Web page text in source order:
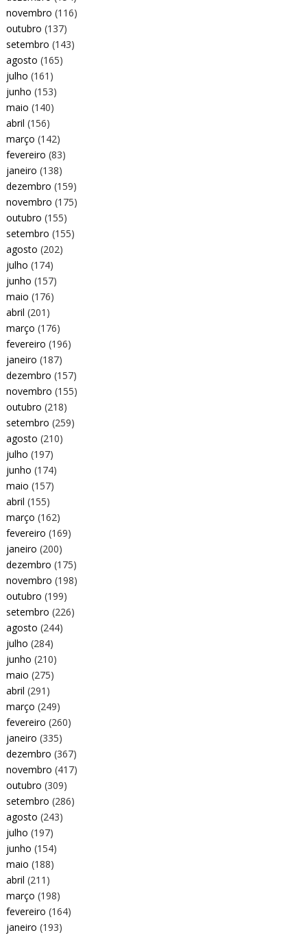
novembro (116)
outubro (137)
setembro (143)
agosto (165)
julho (161)
junho (153)
maio (140)
abril (156)
março (142)
fevereiro (83)
janeiro (138)
dezembro (159)
novembro (175)
outubro (155)
setembro (155)
agosto (202)
julho (174)
junho (157)
maio (176)
abril (201)
março (176)
fevereiro (196)
janeiro (187)
dezembro (157)
novembro (155)
outubro (218)
setembro (259)
agosto (210)
julho (197)
junho (174)
maio (157)
abril (155)
março (162)
fevereiro (169)
janeiro (200)
dezembro (175)
novembro (198)
outubro (199)
setembro (226)
agosto (244)
julho (284)
junho (210)
maio (275)
abril (291)
março (249)
fevereiro (260)
janeiro (335)
dezembro (367)
novembro (417)
outubro (309)
setembro (286)
agosto (243)
julho (197)
junho (154)
maio (188)
abril (211)
março (198)
fevereiro (164)
janeiro (193)